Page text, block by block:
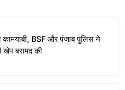
कामयाबी, BSF और पंजाब पुलिस ने
खेप बरामद की